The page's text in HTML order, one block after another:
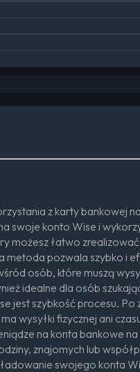
z karty bankowej
swoje konto Wise i
możesz łatwo
metoda pozwala szybko i
osób, które muszą
idealne dla osób
jest szybkość procesu. Po
wysyłki fizycznej ani
na konta bankowe na
znajomych lub
swojego konta